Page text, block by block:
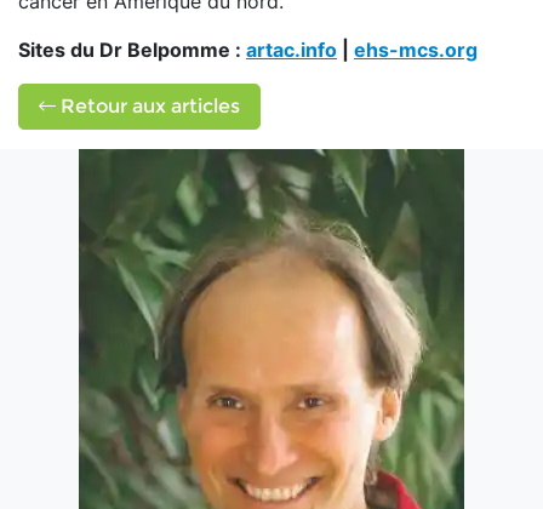
Sites du Dr Belpomme : artac.info ehs-mcs.org
Retour aux articles